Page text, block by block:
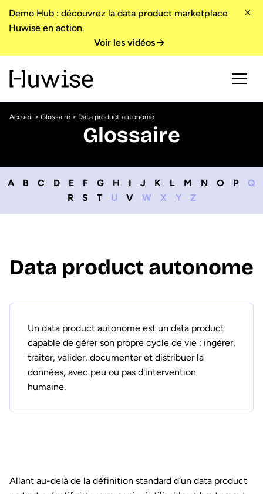
Demo Hub : découvrez la data product marketplace
Huwise en action.
Voir les vidéos
Accueil > Glossaire > Data product autonome
Glossaire
A B C D E F G H I J K L M N O P
Q
R
S T U V W X Y Z
Data product autonome
Un data product autonome est un data product
capable de gérer son propre cycle de vie : ingérer,
traiter, valider, documenter et distribuer la
données, avec peu ou pas d'intervention
humaine.
Allant au-delà de la définition standard d’un data product